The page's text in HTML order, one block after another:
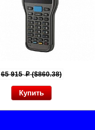
65 915p($860.38)